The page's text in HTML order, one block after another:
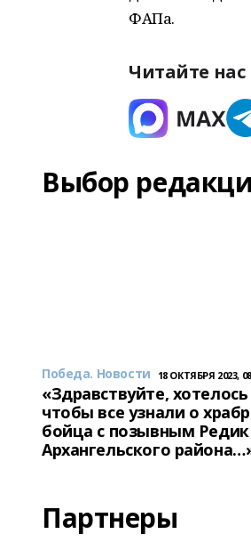
ФАПа.
Читайте нас
Выбор
Победа. Новости 18 ОКТЯБРЯ 2023,
«Здравствуйте,
чтобы все узнали о
бойца с позывным Редик
Архангельского
Партнеры